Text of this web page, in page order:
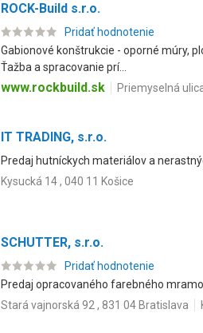
ROCK-Build s.r.o.
Pridať hodnotenie
Gabionové konštrukcie - oporné múry,
Ťažba a spracovanie prí...
www.rockbuild.sk Priemyselná
IT TRADING, s.r.o.
Predaj hutníckych materiálov a
Kysucká 14 , 040 11 Košice
SCHUTTER, s.r.o.
Pridať hodnotenie
Predaj opracovaného farebného
Stará vajnorská 92 , 831 04 Bratislava